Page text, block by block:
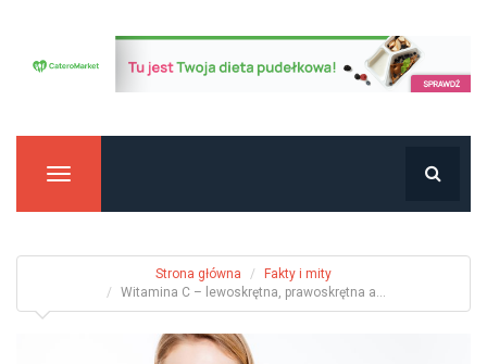
Manu
Strona główna
Fakty i mity
Witamina C – lewoskrętna, prawoskrętna a...